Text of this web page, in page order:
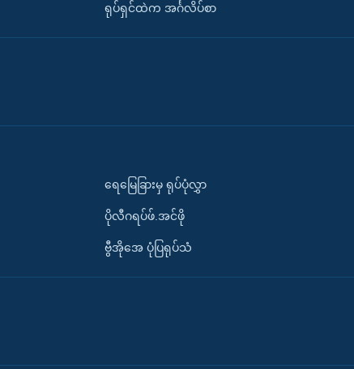
ရုပ်ရှင်ထဲက အင်္ဂလိပ်စာ
ရေမြေခြားမှ ရုပ်ပုံလွှာ
ပိုလီဂရပ်ဖ်.အင်ဖို
ဗွီအိုအေ ပုံပြရုပ်သံ